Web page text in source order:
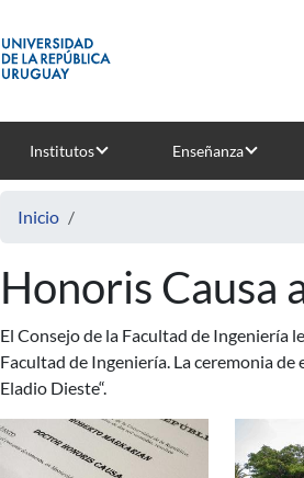
Institutos Enseñanza
Inicio
Honoris Causa
El Consejo de la Facultad de Ingeniería
Facultad de Ingeniería. La ceremonia de
Eladio Dieste“.